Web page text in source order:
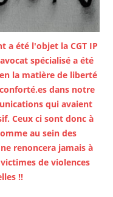
a été l'objet la CGT IP
spécialisé a été
la matière de liberté
dans notre
qui avaient
Ceux ci sont donc à
au sein des
renoncera jamais à
de violences
!!